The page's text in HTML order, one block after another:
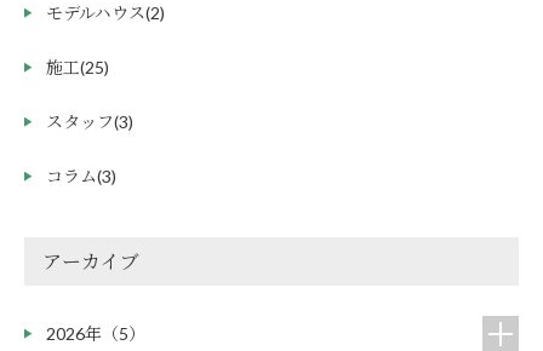
モデルハウス(2)
施工(25)
スタッフ(3)
コラム(3)
アーカイブ
2026年（5）